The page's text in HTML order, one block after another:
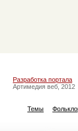
Разработка портала
Артимедия веб, 2012
Темы